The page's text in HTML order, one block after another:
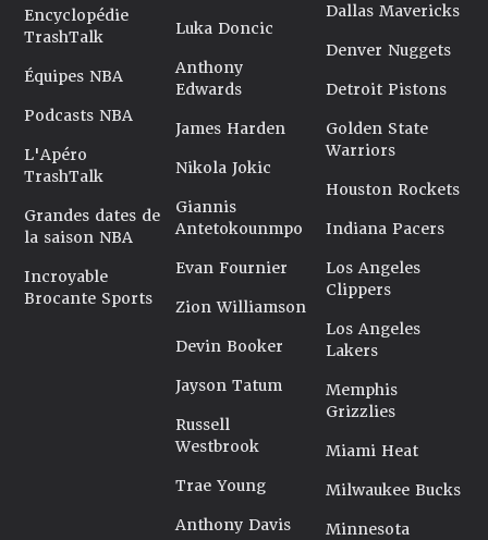
Encyclopédie
TrashTalk
Équipes NBA
Podcasts NBA
L'Apéro
TrashTalk
Grandes dates de
la saison NBA
Incroyable
Brocante Sports
Luka Doncic
Anthony
Edwards
James Harden
Nikola Jokic
Giannis
Antetokounmpo
Evan Fournier
Zion Williamson
Devin Booker
Jayson Tatum
Russell
Westbrook
Trae Young
Anthony Davis
Dallas Mavericks
Denver Nuggets
Detroit Pistons
Golden State
Warriors
Houston Rockets
Indiana Pacers
Los Angeles
Clippers
Los Angeles
Lakers
Memphis
Grizzlies
Miami Heat
Milwaukee Bucks
Minnesota